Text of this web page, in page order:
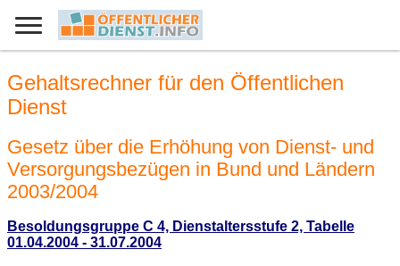
Gehaltsrechner für den Öffentlichen
Dienst
Gesetz über die Erhöhung von Dienst- und
Versorgungsbezügen in Bund und Ländern
2003/2004
Besoldungsgruppe C 4, Dienstaltersstufe 2, Tabelle
01.04.2004 - 31.07.2004